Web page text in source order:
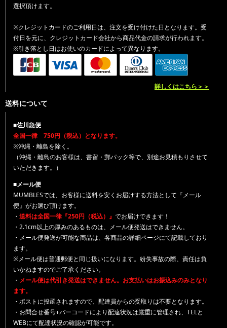
選択頂けます。
※クレジットカードのご利用日は、注文を受け付けた日となります。受
付日を元に、クレジットカード会社から商品代金の請求が行われます。
※引き落とし日はお使いのカードによって異なります。
詳しくはこちら＞＞
送料について
■佐川急便
全国一律 750円（税込）となります。
※沖縄・離島を除く。
（沖縄・離島のお客様は、書留・郵パック等で、別途お見積もりさせて
いただきます。）
■メール便
MUMBLESでは、お客様に送料を安くお届けする方法として『メール
便』がお選び頂けます。
・ 送料は全国一律『250円（税込）』 でお届けできます！
・2.1cm以上の厚みのあるものは、メール便発送はできません。
・メール便発送が可能な商品は、各商品の詳細ページにて記載しており
ます。
※メール便は普通郵便と同じ扱いになります。紛失事故の際、責任は負
いかねますのでご了承ください。
・ メール便は代引き発送はできません。お支払いはお振込みのみとなり
ます。
・ポストに投函されますので、配達員からの受取りは不要となります。
・お問合せ番号+バーコードにより配達状況は厳重に管理され、TELと
WEBにて配達状況の確認が可能です。